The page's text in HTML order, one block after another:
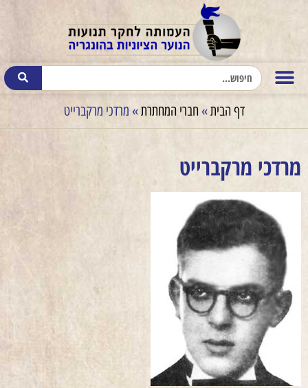
דף הבית»חברי המחתרת» מרדכי מרקברייט
מרדכי מרקברייט